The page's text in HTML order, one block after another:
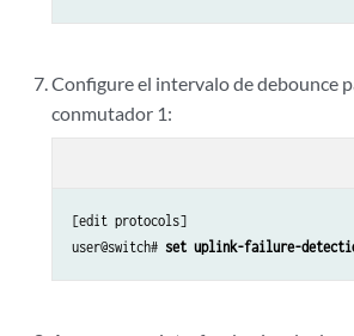
Configure el intervalo de debounce
conmutador 1:
[edit protocols]
user@switch# set uplink-failure-